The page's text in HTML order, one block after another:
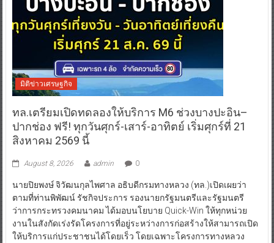
มิติข่าวเศรษฐกิจ
ทล.เตรียมเปิดทดลองให้บริการ M6 ช่วงบางปะอิน–
ปากช่อง ฟรี! ทุกวันศุกร์-เสาร์-อาทิตย์ เริ่มศุกร์ที่ 21
สิงหาคม 2569 นี้
August 8, 2026 admin 0
นายปิยพงษ์ จิวัฒนกุลไพศาล อธิบดีกรมทางหลวง (ทล.)เปิดเผยว่า
ตามที่ท่านพิพัฒน์ รัชกิจประการ รองนายกรัฐมนตรีและรัฐมนตรี
ว่าการกระทรวงคมนาคม ได้มอบนโยบาย Quick-Win ให้ทุกหน่วย
งานในสังกัดเร่งรัดโครงการที่อยู่ระหว่างการก่อสร้างให้สามารถเปิด
ให้บริการแก่ประชาชนได้โดยเร็ว โดยเฉพาะโครงการทางหลวง